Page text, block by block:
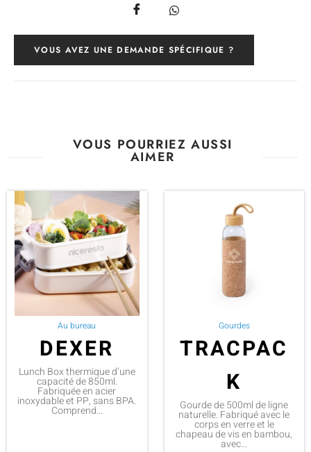
VOUS AVEZ UNE DEMANDE SPÉCIFIQUE ?
VOUS POURRIEZ AUSSI
AIMER
Au bureau
DEXER
Lunch Box thermique d’une
capacité de 850ml.
Fabriquée en acier
inoxydable et PP, sans BPA.
Comprend...
Gourdes
TRACPAC
K
Gourde de 500ml de ligne
naturelle. Fabriqué avec le
corps en verre et le
chapeau de vis en bambou,
avec...